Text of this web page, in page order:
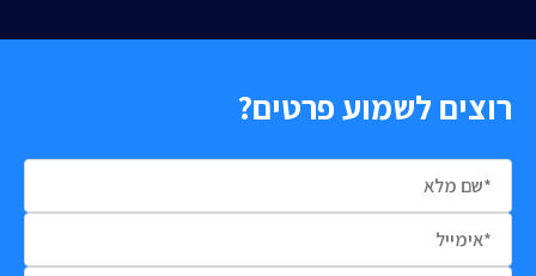
רוצים לשמוע פרטים?